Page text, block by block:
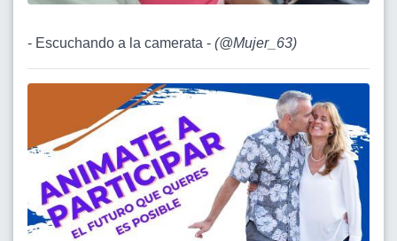
- Escuchando a la camerata - (@Mujer_63)